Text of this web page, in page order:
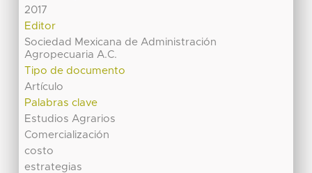
2017
Editor
Sociedad Mexicana de Administración
Agropecuaria A.C.
Tipo de documento
Artículo
Palabras clave
Estudios Agrarios
Comercialización
costo
estrategias